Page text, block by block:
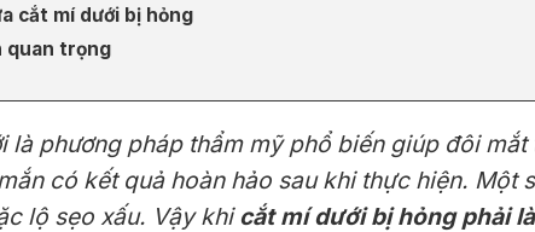
cắt mí dưới bị hỏng
quan trọng
là phương pháp thẩm mỹ phổ biến giúp đôi
có kết quả hoàn hảo sau khi thực hiện.
lộ sẹo xấu. Vậy khicắt mí dưới bị hỏng phải